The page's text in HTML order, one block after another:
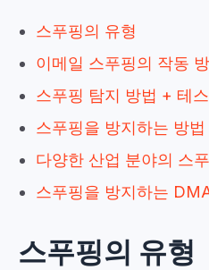
스푸핑의 유형
이메일 스푸핑의 작동
스푸핑 탐지 방법 + 테
스푸핑을 방지하는 방법
다양한 산업 분야의 스
스푸핑을 방지하는
스푸핑의 유형